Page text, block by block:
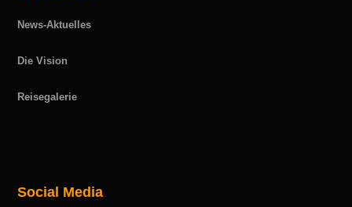
News-Aktuelles
Die Vision
Reisegalerie
Social Media